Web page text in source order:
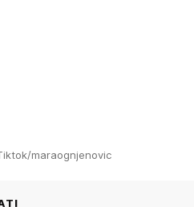
maraognjenovic